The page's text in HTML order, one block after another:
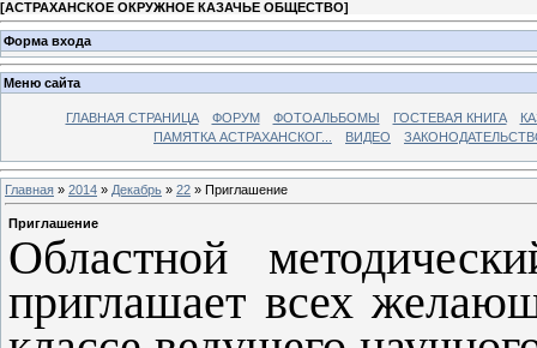
[АСТРАХАНСКОЕ ОКРУЖНОЕ КАЗАЧЬЕ ОБЩЕСТВО]
Форма входа
Меню сайта
ГЛАВНАЯ СТРАНИЦА ФОРУМ ФОТОАЛЬБОМЫ ГОСТЕВАЯ КНИГА
ПАМЯТКА АСТРАХАНСКОГ...
ВИДЕО
Главная » 2014 » Декабрь » 22 » Приглашение
Приглашение
Областной
приглашает всех